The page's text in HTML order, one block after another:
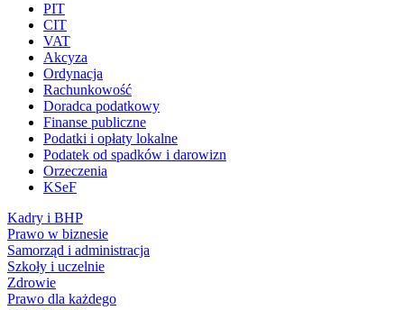
PIT
CIT
VAT
Akcyza
Ordynacja
Rachunkowość
Doradca podatkowy
Finanse publiczne
Podatki i opłaty lokalne
Podatek od spadków i darowizn
Orzeczenia
KSeF
Kadry i BHP
Prawo w biznesie
Samorząd i administracja
Szkoły i uczelnie
Zdrowie
Prawo dla każdego